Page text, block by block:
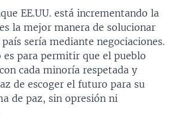
EE.UU. está incrementando la
la mejor manera de solucionar
sería mediante negociaciones.
es para permitir que el pueblo
cada minoría respetada y
de escoger el futuro para su
de paz, sin opresión ni